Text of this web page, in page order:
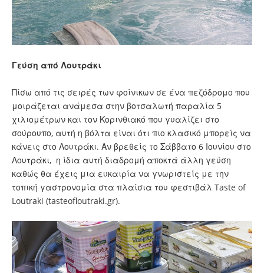
Γεύση από Λουτράκι
Πίσω από τις σειρές των φοίνικων σε ένα πεζόδρομο που
μοιράζεται ανάμεσα στην βοτσαλωτή παραλία 5
χιλιομέτρων και τον Κορινθιακό που γυαλίζει στο
σούρουπο, αυτή η βόλτα είναι ότι πιο κλασικό μπορείς να
κάνεις στο Λουτράκι. Αν βρεθείς το Σάββατο 6 Ιουνίου στο
Λουτράκι, η ίδια αυτή διαδρομή αποκτά άλλη γεύση
καθώς θα έχεις μια ευκαιρία να γνωριστείς με την
τοπική γαστρονομία στα πλαίσια του φεστιβάλ Taste of
Loutraki (tasteofloutraki.gr).